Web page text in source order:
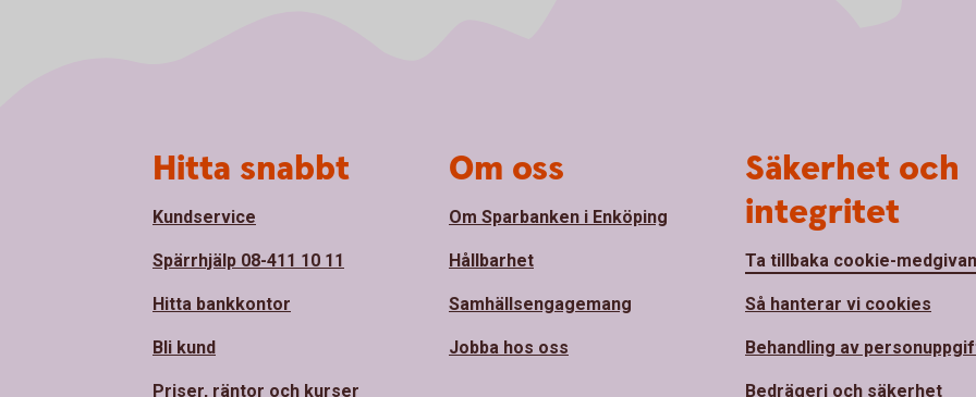
Hitta snabbt
Kundservice
Spärrhjälp 08-411 10 11
Hitta bankkontor
Bli kund
Priser, räntor och kurser
Om oss
Om Sparbanken i Enköping
Hållbarhet
Samhällsengagemang
Jobba hos oss
Säkerhet och
integritet
Ta tillbaka cookie-
Så hanterar vi cookies
Behandling av
Bedrägeri och säkerhet